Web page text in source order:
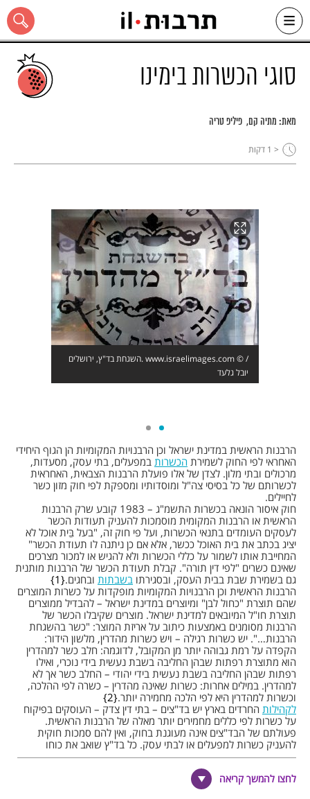
Skip
content
כל האתר
סוגי הכשרות בימינו
מאת: מתיה קם פיליפ טריה
< 1 דקות
השגחת בד"ץ, ירושלים. www.israelimages.com © /
יובל גלעד
הרבנות הראשית במדינת ישראל וכן הרבנויות המקומיות הן הגוף היחידי
האחראי לפי החוק לשמירת הכשרות במפעלים, בתי עסק, מסעדות,
מרכולים ובתי מלון. לצדן של אלו פועלת הרבנות הצבאית, האחראית
לכשרותם של כל בסיסי צה"ל ומוסדותיו ומספקת לפי חוק מזון כשר
לחיילים.
חוק איסור הונאה בכשרות התשמ"ג – 1983 קובע שרק הרבנות
הראשית או הרבנות המקומית מוסמכות להעניק תעודות הכשר
לעסקים העומדים בתנאי הכשרות, ועל פי חוק זה, "בעל בֵּית אוכל לא
יציג בכתב את בית האוכל ככשר, אלא אם כן ניתנה לו תעודת הכשר"
המחייבת אותו לשמור על כללי הכשרות ולא להגיש או למכור מצרכים
שאינם כשרים "לפי דין תורה". קבלת תעודת הכשר של הרבנות מותנית
גם בשמירת שבת בבית העסק, ובסגירתו בשבתות ובחגים. 1
הרבנות הראשית וכן הרבנויות המקומיות מופקדות על כשרות המוצרים
שהם תוצרת "כחול לבן" ומיוצרים במדינת ישראל – להבדיל ממוצרים
תוצרת חו"ל המיובאים למדינת ישראל. מוצרים שקיבלו הכשר של
הרבנות מסומנים באמצעות כיתוב על אריזת המוצר: "כשר בהשגחת
הרבנות…". יש כשרות רגילה – ויש כשרות מהדרין, מלשון הידור:
הקפדה על רמת גבוהה יותר מן המקובל, לדוגמה: חלב כשר למהדרין
הוא מתוצרת רפתות שבהן החליבה בשבת נעשית בידי נוכרי, ואילו
רפתות שבהן החליבה בשבת נעשית בידי יהודי – החלב כשר אך לא
למהדרין. במילים אחרות: כשרות שאינה מהדרין – כשרה לפי ההלכה,
וכשרות למהדרין היא לפי הלכה מחמירה יותר. 2
לקהילות החרדים בארץ יש בד"צים – בתי דין צדק – העוסקים בפיקוח
על כשרות לפי כללים מחמירים יותר מאלה של הרבנות הראשית.
פעולתם של הבד"צים אינה מעוגנת בחוק, ואין להם סמכות חוקית
להעניק כשרות למפעלים או לבתי עסק. כל בד"ץ שואב את כוחו
מסמכותו של הרב העומד בראשו בקרב בני קהילתו – ולא מתוקף
סמכות חוקית כלשהי. כדי להיענות לצורכיהן של קהילות אלו נוהגים
יצרני מזון להוסיף על הכשר הרבנות גם את השגחת הבד"ץ, ואז
מטביעים על אריזות המוצרים את החותמת "בהשגחת בד"ץ" או
לחצו להמשך קריאה